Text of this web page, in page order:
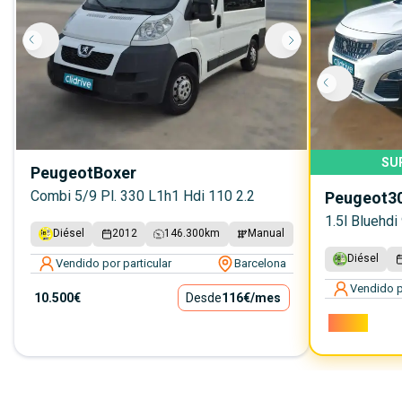
PeugeotBoxer
Combi 5/9 Pl. 330 L1h1 Hdi 110 2.2
Diésel 2012 146.300 km Manual
Vendido por particular Barcelona
10.500€ Desde116€/mes
Peugeot
1.5l
Diésel
Vendido